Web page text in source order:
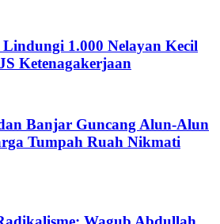
1.000 Nelayan Kecil
Ketenagakerjaan
Banjar Guncang Alun-Alun
Tumpah Ruah Nikmati